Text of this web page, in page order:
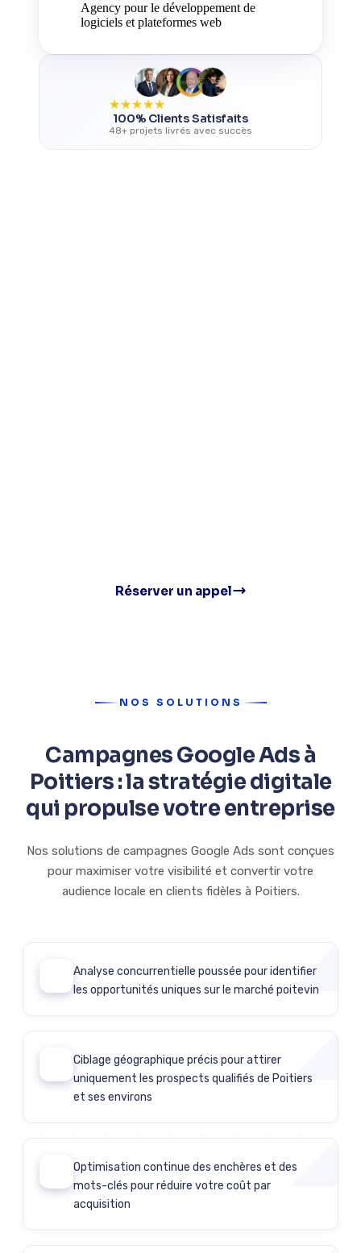
★★★★★
100% Clients Satisfaits
48+ projets livrés avec succès
Réserver un appel
NOS SOLUTIONS
Campagnes Google Ads à
Poitiers : la stratégie digitale
qui propulse votre entreprise
Nos solutions de campagnes Google Ads sont conçues
pour maximiser votre visibilité et convertir votre
audience locale en clients fidèles à Poitiers.
Analyse concurrentielle poussée pour identifier
les opportunités uniques sur le marché poitevin
Ciblage géographique précis pour attirer
uniquement les prospects qualifiés de Poitiers
et ses environs
Optimisation continue des enchères et des
mots-clés pour réduire votre coût par
acquisition